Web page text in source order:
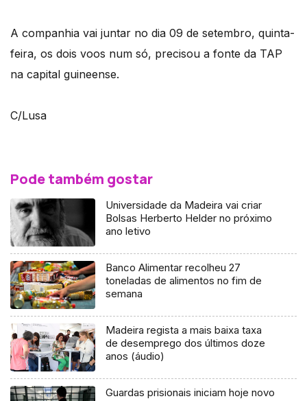
A companhia vai juntar no dia 09 de setembro, quinta-
feira, os dois voos num só, precisou a fonte da TAP
na capital guineense.
C/Lusa
Pode também gostar
Universidade da Madeira vai criar
Bolsas Herberto Helder no próximo
ano letivo
Banco Alimentar recolheu 27
toneladas de alimentos no fim de
semana
Madeira regista a mais baixa taxa
de desemprego dos últimos doze
anos (áudio)
Guardas prisionais iniciam hoje novo